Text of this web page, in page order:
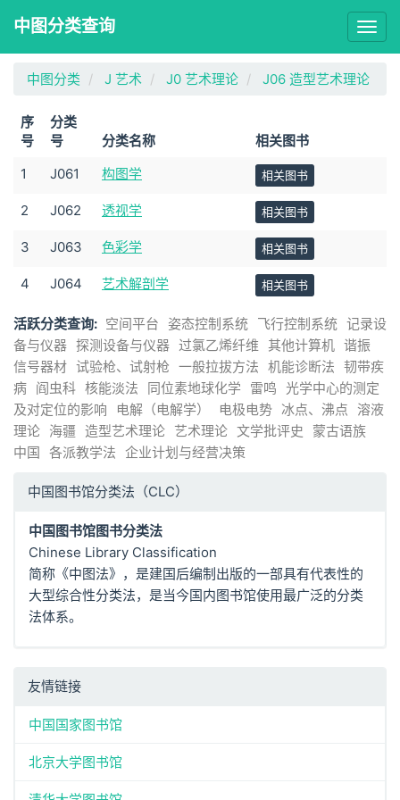
中图分类查询
中图分类 J 艺术 J0 艺术理论 J06 造型艺术理论
序
号
分类
号
分类名称
相关图书
1
J061 构图学 相关图书
2 J062 透视学 相关图书
3 J063 色彩学 相关图书
4 J064 艺术解剖学 相关图书
活跃分类查询: 空间平台 姿态控制系统 飞行控制系统 记录设
备与仪器 探测设备与仪器 过氯乙烯纤维 其他计算机 谐振
信号器材 试验枪、试射枪 一般拉拔方法 机能诊断法 韧带疾
病 阎虫科 核能淡法 同位素地球化学 雷鸣 光学中心的测定
及对定位的影响
电解（电解学） 电极电势 冰点、沸点 溶液
理论 海疆 造型艺术理论 艺术理论 文学批评史 蒙古语族
中国 各派教学法 企业计划与经营决策
中国图书馆分类法（CLC）
中国图书馆图书分类法
Chinese Library Classification
简称《中图法》，是建国后编制出版的一部具有代表性的
大型综合性分类法，是当今国内图书馆使用最广泛的分类
法体系。
友情链接
中国国家图书馆
北京大学图书馆